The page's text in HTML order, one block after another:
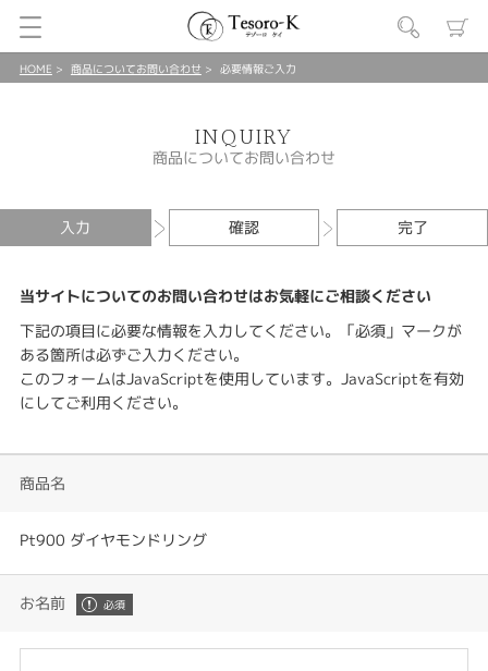
HOME 商品についてお問い合わせ 必要情報ご入力
INQUIRY
商品についてお問い合わせ
入力 確認 完了
当サイトについてのお問い合わせはお気軽にご相談ください
下記の項目に必要な情報を入力してください。「必須」マークが
ある箇所は必ずご入力ください。
このフォームはJavaScriptを使用しています。JavaScriptを有効
にしてご利用ください。
商品名
Pt900 ダイヤモンドリング
お名前